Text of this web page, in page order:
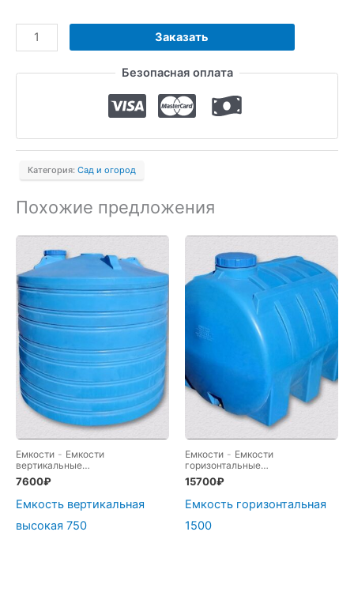
Количество
товара
Ручной
извлекатель
"Торнадика"
Заказать
Безопасная оплата
Категория: Сад и огород
Похожие предложения
Емкости - Емкости
вертикальные
целиндрические
7600₽
Емкость вертикальная
высокая 750
Емкости - Емкости
горизонтальные
целиндрические
15700₽
Емкость горизонтальная
1500